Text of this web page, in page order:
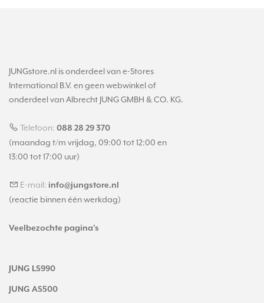
JUNGstore.nl is onderdeel van e-Stores
International B.V. en geen webwinkel of
onderdeel van Albrecht JUNG GMBH & CO. KG.
Telefoon: 088 28 29 370
(maandag t/m vrijdag, 09:00 tot 12:00 en
13:00 tot 17:00 uur)
E-mail: info@jungstore.nl
(reactie binnen één werkdag)
Veelbezochte pagina's
JUNG LS990
JUNG AS500